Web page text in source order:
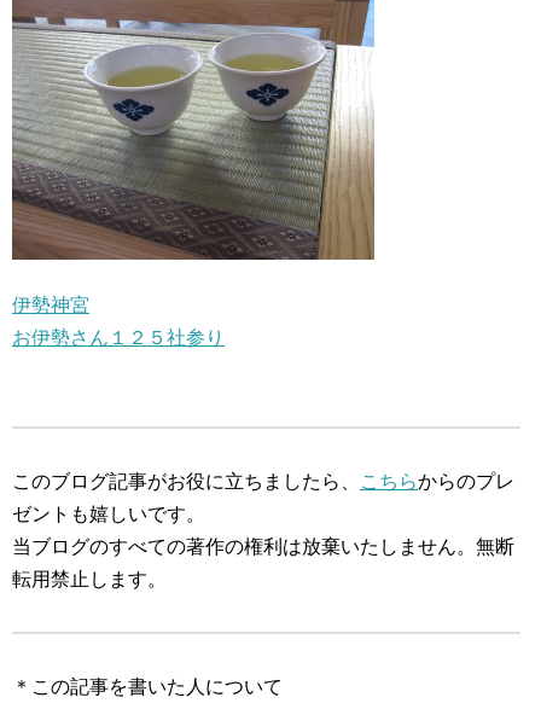
伊勢神宮
お伊勢さん１２５社参り
このブログ記事がお役に立ちましたら、 こちらからのプレ
ゼントも嬉しいです。
当ブログのすべての著作の権利は放棄いたしません。無断
転用禁止します。
＊この記事を書いた人について